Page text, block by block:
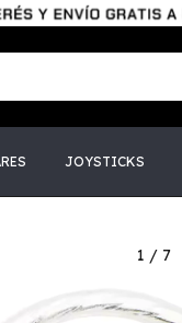
JOYSTICKS
1 / 7